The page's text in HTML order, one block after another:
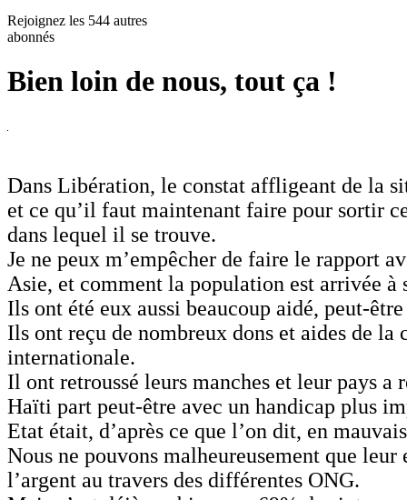
Rejoignez les 544 autres
abonnés
Bien loin de nous, tout ça !
Dans Libération, le constat affligeant de la
et ce qu’il faut maintenant faire pour sortir
dans lequel il se trouve.
Je ne peux m’empêcher de faire le rapport
Asie, et comment la population est arrivée à
Ils ont été eux aussi beaucoup aidé, peut-
Ils ont reçu de nombreux dons et aides de la
internationale.
Il ont retroussé leurs manches et leur pays a
Haïti part peut-être avec un handicap plus
Etat était, d’après ce que l’on dit, en
Nous ne pouvons malheureusement que leur
l’argent au travers des différentes ONG.